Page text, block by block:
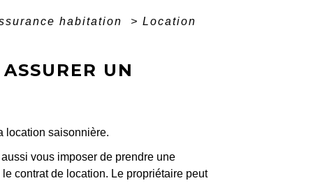
habitation > Location
UN
location saisonnière.
vous imposer de prendre une
contrat de location. Le propriétaire peut